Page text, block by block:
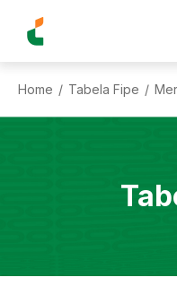
Home / Tabela Fipe /